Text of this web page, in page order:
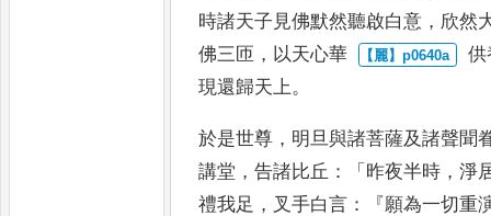
時諸天子見佛默然聽啟白意 ， 欣然
佛三匝 ， 以天心華
供
現還歸天上 。
於是世尊 ， 明旦與諸菩薩及諸聲聞
講堂 ，告諸比丘 ：「 昨夜半時 ，淨
禮我足 ， 叉手白言 ：『願為一切重